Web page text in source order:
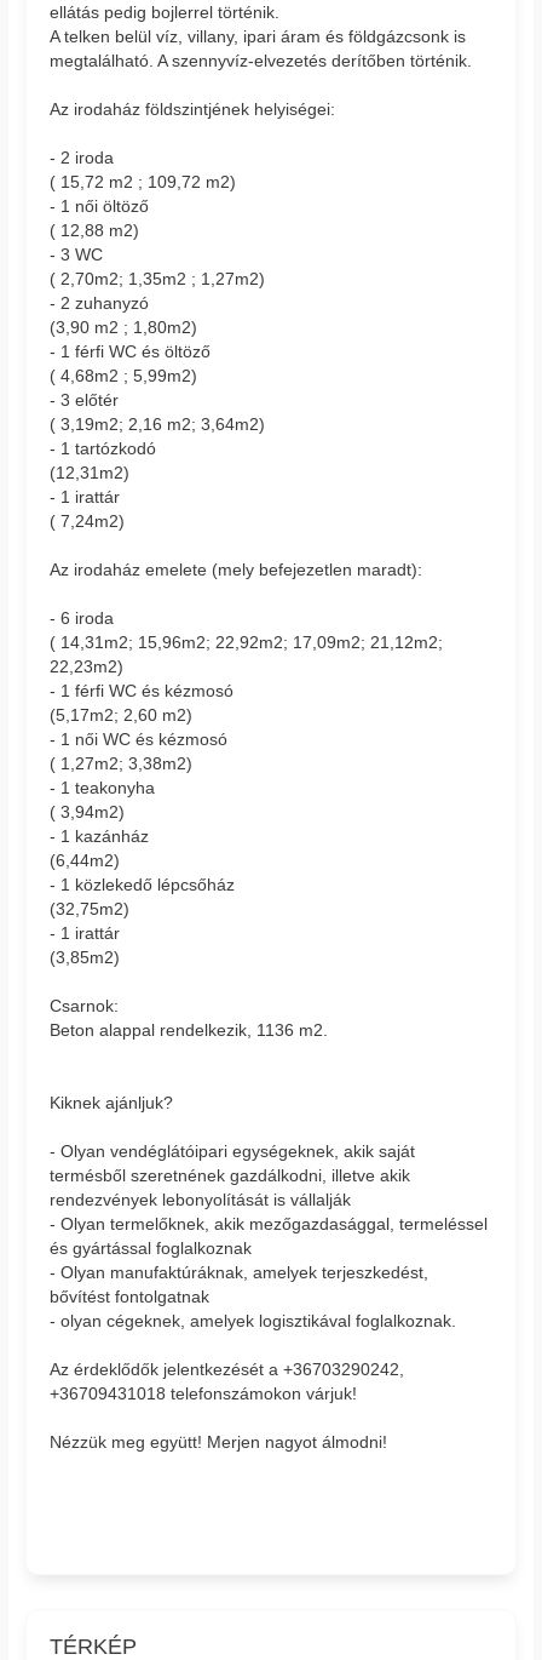
ellátás pedig bojlerrel történik.
A telken belül víz, villany, ipari áram és földgázcsonk is
megtalálható. A szennyvíz-elvezetés derítőben történik.
Az irodaház földszintjének helyiségei:
- 2 iroda
( 15,72 m2 ; 109,72 m2)
- 1 női öltöző
( 12,88 m2)
- 3 WC
( 2,70m2; 1,35m2 ; 1,27m2)
- 2 zuhanyzó
(3,90 m2 ; 1,80m2)
- 1 férfi WC és öltöző
( 4,68m2 ; 5,99m2)
- 3 előtér
( 3,19m2; 2,16 m2; 3,64m2)
- 1 tartózkodó
(12,31m2)
- 1 irattár
( 7,24m2)
Az irodaház emelete (mely befejezetlen maradt):
- 6 iroda
( 14,31m2; 15,96m2; 22,92m2; 17,09m2; 21,12m2;
22,23m2)
- 1 férfi WC és kézmosó
(5,17m2; 2,60 m2)
- 1 női WC és kézmosó
( 1,27m2; 3,38m2)
- 1 teakonyha
( 3,94m2)
- 1 kazánház
(6,44m2)
- 1 közlekedő lépcsőház
(32,75m2)
- 1 irattár
(3,85m2)
Csarnok:
Beton alappal rendelkezik, 1136 m2.
Kiknek ajánljuk?
- Olyan vendéglátóipari egységeknek, akik saját
termésből szeretnének gazdálkodni, illetve akik
rendezvények lebonyolítását is vállalják
- Olyan termelőknek, akik mezőgazdasággal, termeléssel
és gyártással foglalkoznak
- Olyan manufaktúráknak, amelyek terjeszkedést,
bővítést fontolgatnak
- olyan cégeknek, amelyek logisztikával foglalkoznak.
Az érdeklődők jelentkezését a +36703290242,
+36709431018 telefonszámokon várjuk!
Nézzük meg együtt! Merjen nagyot álmodni!
TÉRKÉP